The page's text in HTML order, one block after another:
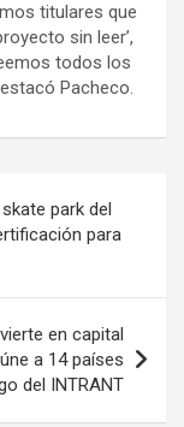
titulares que
sin leer’,
todos los
Pacheco.
park del
para
en capital
a 14 países
del INTRANT